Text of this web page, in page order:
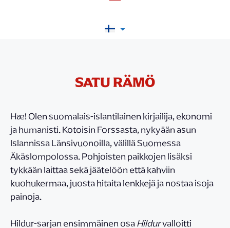
SATU RÄMÖ
Hæ! Olen suomalais-islantilainen kirjailija, ekonomi
ja humanisti. Kotoisin Forssasta, nykyään asun
Islannissa Länsivuonoilla, välillä Suomessa
Äkäslompolossa. Pohjoisten paikkojen lisäksi
tykkään laittaa sekä jäätelöön että kahviin
kuohukermaa, juosta hitaita lenkkejä ja nostaa isoja
painoja.
Hildur-sarjan ensimmäinen osaHildurvalloitti